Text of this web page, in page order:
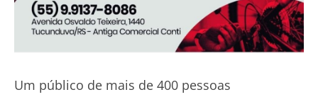
Um público de mais de 400 pessoas